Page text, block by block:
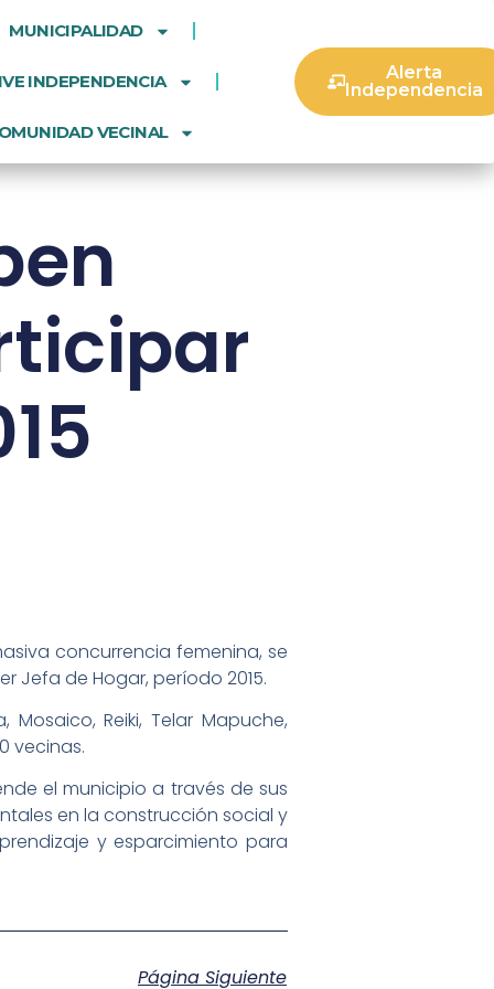
MUNICIPALIDAD
INDEPENDENCIA
VECINAL
Alerta
Independencia
concurrencia femenina, se
Jefa de Hogar, período 2015.
Reiki, Telar Mapuche,
vecinas.
el municipio a través de sus
en la construcción social y
y esparcimiento para
Página Siguiente